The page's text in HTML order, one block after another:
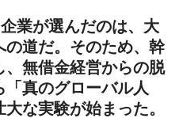
業が選んだのは、大
道だ。そのため、幹
無借金経営からの脱
真のグローバル人
な実験が始まった。